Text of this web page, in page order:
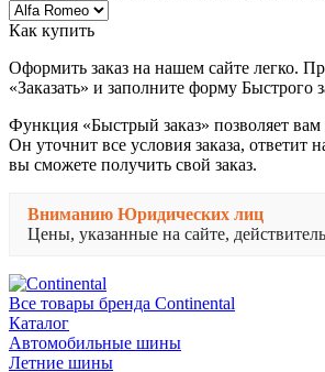
Как купить
Оформить заказ на нашем сайте легко.
«Заказать» и заполните форму Быстрого
Функция «Быстрый заказ» позволяет
Он уточнит все условия заказа, ответит
вы сможете получить свой заказ.
Вниманию Юридических лиц
Цены, указанные на сайте,
Все товары бренда Continental
Каталог
Автомобильные шины
Летние шины